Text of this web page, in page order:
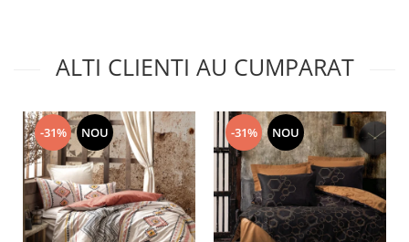
ALTI CLIENTI AU CUMPARAT
-31% NOU -31% NOU